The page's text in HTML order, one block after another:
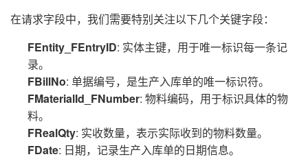
在请求字段中，我们需要特别关注以下几个关键字段：
FEntity_FEntryID: 实体主键，用于唯一标识每一条记
录。
FBillNo: 单据编号，是生产入库单的唯一标识符。
FMaterialId_FNumber: 物料编码，用于标识具体的物
料。
FRealQty: 实收数量，表示实际收到的物料数量。
FDate: 日期，记录生产入库单的日期信息。